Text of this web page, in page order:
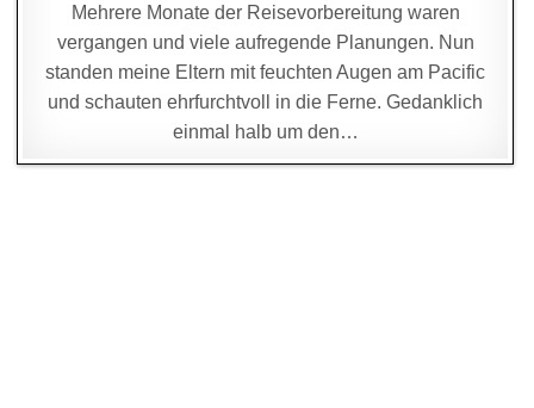
Mehrere Monate der Reisevorbereitung waren
vergangen und viele aufregende Planungen. Nun
standen meine Eltern mit feuchten Augen am Pacific
und schauten ehrfurchtvoll in die Ferne. Gedanklich
einmal halb um den…